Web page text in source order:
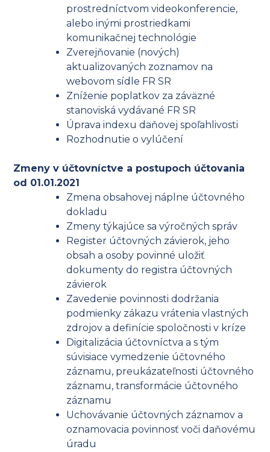
prostredníctvom videokonferencie,
alebo inými prostriedkami
komunikačnej technológie
Zverejňovanie (nových)
aktualizovaných zoznamov na
webovom sídle FR SR
Zníženie poplatkov za záväzné
stanoviská vydávané FR SR
Úprava indexu daňovej spoľahlivosti
Rozhodnutie o vylúčení
Zmeny v účtovníctve a postupoch účtovania
od 01.01.2021
Zmena obsahovej náplne účtovného
dokladu
Zmeny týkajúce sa výročných správ
Register účtovných závierok, jeho
obsah a osoby povinné uložiť
dokumenty do registra účtovných
závierok
Zavedenie povinnosti dodržania
podmienky zákazu vrátenia vlastných
zdrojov a definície spoločnosti v kríze
Digitalizácia účtovníctva a s tým
súvisiace vymedzenie účtovného
záznamu, preukázateľnosti účtovného
záznamu, transformácie účtovného
záznamu
Uchovávanie účtovných záznamov a
oznamovacia povinnosť voči daňovému
úradu